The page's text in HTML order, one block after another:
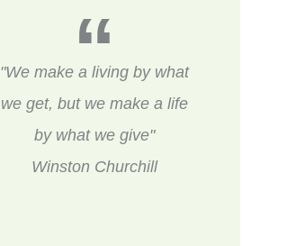
"We make a living by what
we get, but we make a life
by what we give"
Winston Churchill